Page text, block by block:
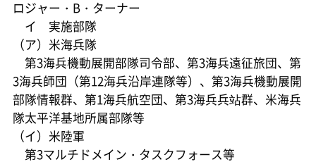
ロジャー・B・ターナー
イ 実施部隊
（ア）米海兵隊
第3海兵機動展開部隊司令部、第3海兵遠征旅団、第
3海兵師団（第12海兵沿岸連隊等）、第3海兵機動展開
部隊情報群、第1海兵航空団、第3海兵兵站群、米海兵
隊太平洋基地所属部隊等
（イ）米陸軍
第3マルチドメイン・タスクフォース等